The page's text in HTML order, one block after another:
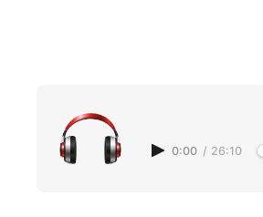
0:00 / 26:10